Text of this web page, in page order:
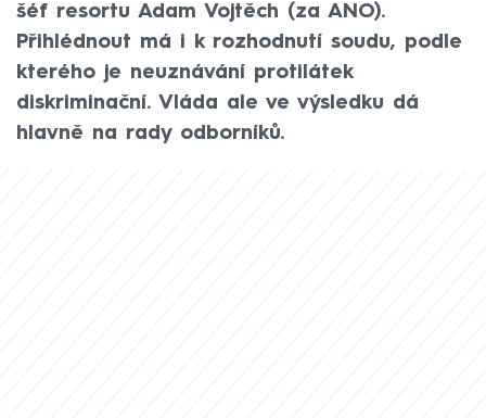
šéf resortu Adam Vojtěch (za ANO).
Přihlédnout má i k rozhodnutí soudu, podle
kterého je neuznávání protilátek
diskriminační. Vláda ale ve výsledku dá
hlavně na rady odborníků.